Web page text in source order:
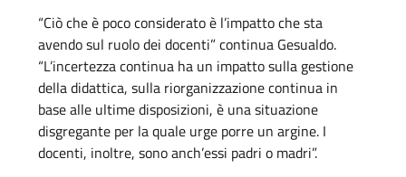
“Ciò che è poco considerato è l’impatto che sta
avendo sul ruolo dei docenti” continua Gesualdo.
“L’incertezza continua ha un impatto sulla gestione
della didattica, sulla riorganizzazione continua in
base alle ultime disposizioni, è una situazione
disgregante per la quale urge porre un argine. I
docenti, inoltre, sono anch’essi padri o madri”.